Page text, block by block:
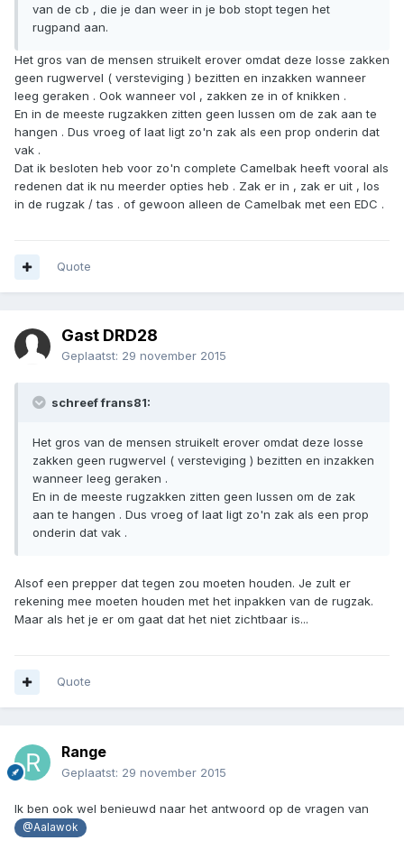
van de cb , die je dan weer in je bob stopt tegen het
rugpand aan.
Het gros van de mensen struikelt erover omdat deze losse zakken
geen rugwervel ( versteviging ) bezitten en inzakken wanneer
leeg geraken . Ook wanneer vol , zakken ze in of knikken .
En in de meeste rugzakken zitten geen lussen om de zak aan te
hangen . Dus vroeg of laat ligt zo'n zak als een prop onderin dat
vak .
Dat ik besloten heb voor zo'n complete Camelbak heeft vooral als
redenen dat ik nu meerder opties heb . Zak er in , zak er uit , los
in de rugzak / tas . of gewoon alleen de Camelbak met een EDC .
Quote
Gast DRD28
Geplaatst: 29 november 2015
schreef frans81:
Het gros van de mensen struikelt erover omdat deze losse
zakken geen rugwervel ( versteviging ) bezitten en inzakken
wanneer leeg geraken .
En in de meeste rugzakken zitten geen lussen om de zak
aan te hangen . Dus vroeg of laat ligt zo'n zak als een prop
onderin dat vak .
Alsof een prepper dat tegen zou moeten houden. Je zult er
rekening mee moeten houden met het inpakken van de rugzak.
Maar als het je er om gaat dat het niet zichtbaar is...
Quote
Range
Geplaatst: 29 november 2015
Ik ben ook wel benieuwd naar het antwoord op de vragen van
@Aalawok